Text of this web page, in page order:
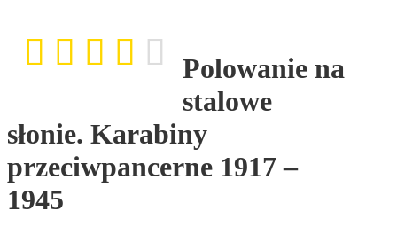
Polowanie na
stalowe
słonie. Karabiny
przeciwpancerne 1917 –
1945